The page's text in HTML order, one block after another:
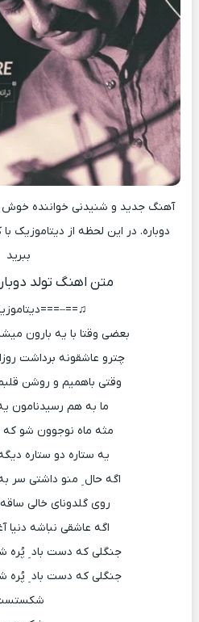
آهنگ جدید و شنیدنی خواننده خوش
دوباره. در این لحظه از دیتاموزیک
ببرید
متن اهنگ تولد
بعضی وقتا با یه بارون
چترو عاشقونه برداشت
وقتی باهمیم و روشن
ما به هم رسیدنامون
مثه ماه نوجوون شو
یه ستاره دو ستاره
اگه حال ِ منو داشتی سر
روی گلدونای خالی
اگه عاشقی نباشه
جنگلی که دست باد
جنگلی که دست باد